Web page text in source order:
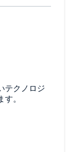
テクノロジ
。